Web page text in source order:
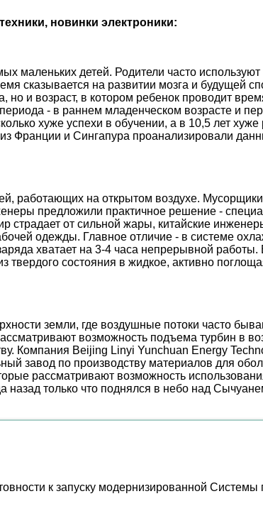
новинки электроники:
детей. Родители часто
сказывается на развитии мозга и будущей
но и возраст, в котором ребенок проводит
- в раннем младенческом возрасте и
хуже успехи в обучении, а в 10,5 лет
Франции и Сингапура проанализировали
работающих на открытом воздухе.
предложили практичное решение -
от сильной жары, китайские
одежды. Главное отличие - в системе
хватает на 3-4 часа непрерывной
состояния в жидкое, активно
земли, где воздушные потоки часто
возможность подъема турбин в
Компания Beijing Linyi Yunchuan Energy
завод по производству материалов для
рассматривают возможность
назад только что поднялся в небо над
к запуску модернизированной Системы